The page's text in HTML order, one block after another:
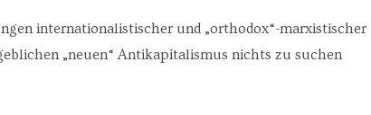
internationalistischer und „orthodox“-marxistischer
„neuen“ Antikapitalismus nichts zu suchen